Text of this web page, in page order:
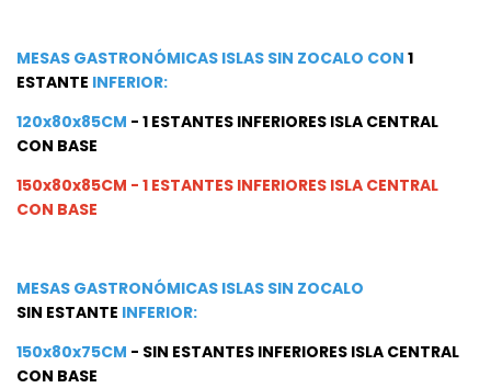
MESAS GASTRONÓMICAS ISLAS SIN ZOCALO CON 1
ESTANTE INFERIOR:
120x80x85CM - 1 ESTANTES INFERIORES ISLA CENTRAL
CON BASE
150x80x85CM - 1 ESTANTES INFERIORES ISLA CENTRAL
CON BASE
MESAS GASTRONÓMICAS ISLAS SIN ZOCALO
SIN ESTANTE INFERIOR:
150x80x75CM - SIN ESTANTES INFERIORES ISLA CENTRAL
CON BASE